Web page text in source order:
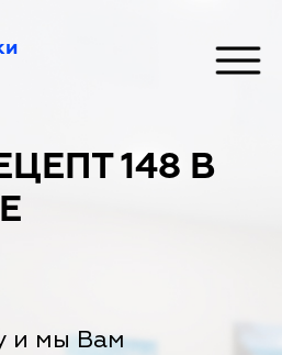
148 В
и мы Вам